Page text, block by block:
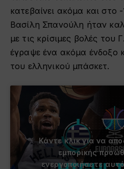
κατεβαίνει ακόμα και
Βασίλη Σπανούλη ήταν
με τις κρίσιμες βολές του
έγραψε ένα ακόμα ένδοξο
του ελληνικού μπάσκετ.
Κάντε κλικ για να
εμπορικής
ενεργοποιήσετε